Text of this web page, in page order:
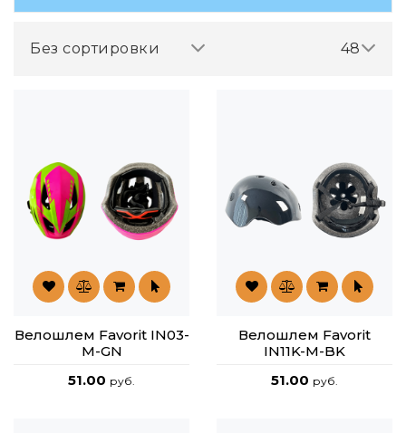
48
Без сортировки
Велошлем Favorit IN03-
M-GN
51.00 руб.
Велошлем Favorit
IN11K-M-BK
51.00 руб.